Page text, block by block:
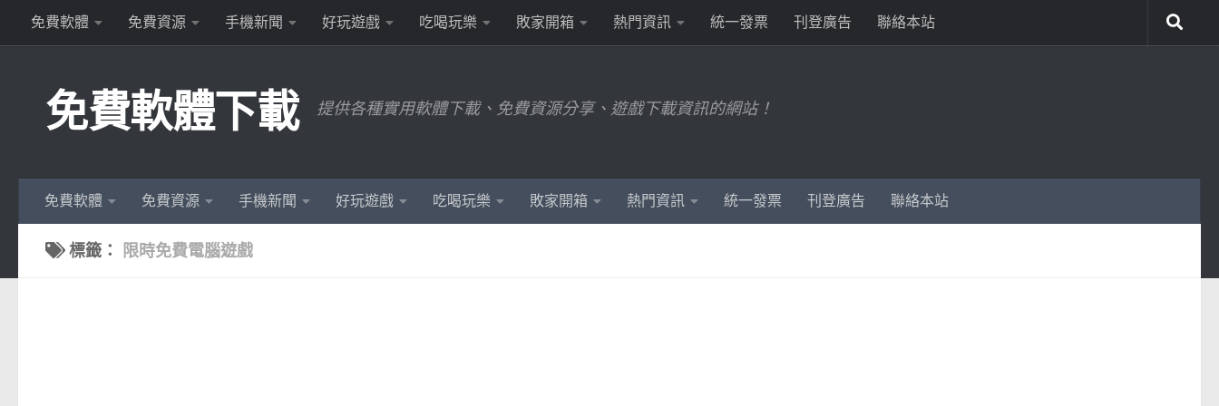
Skip to content
免費軟體 免費資源 手機新聞 好玩遊戲 吃喝玩樂 敗家開箱 熱門資訊 統一發票 刊登廣告 聯絡本站
免費軟體下載 提供各種實用軟體下載、免費資源分享、遊戲下載資訊的網站！
免費軟體 免費資源 手機新聞 好玩遊戲 吃喝玩樂 敗家開箱 熱門資訊 統一發票 刊登廣告 聯絡本站
標籤： 限時免費電腦遊戲